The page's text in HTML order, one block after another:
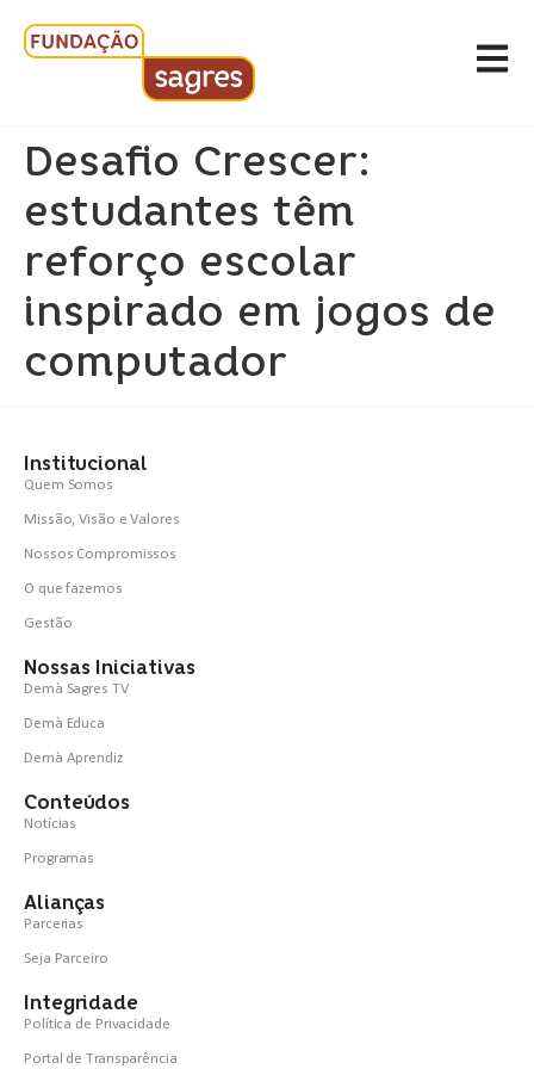
Desafio Crescer:
estudantes têm
reforço escolar
inspirado em jogos de
computador
Institucional
Quem Somos
Missão, Visão e Valores
Nossos Compromissos
O que fazemos
Gestão
Nossas Iniciativas
Demà Sagres TV
Demà Educa
Demà Aprendiz
Conteúdos
Notícias
Programas
Alianças
Parcerias
Seja Parceiro
Integridade
Política de Privacidade
Portal de Transparência